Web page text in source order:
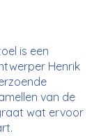
is een
Henrik
van de
wat ervoor